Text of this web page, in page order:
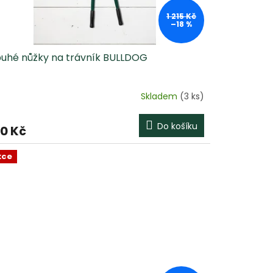
1 215 Kč
–18 %
nůžky na trávník BULLDOG
Skladem (3 ks)
Kč Do košíku